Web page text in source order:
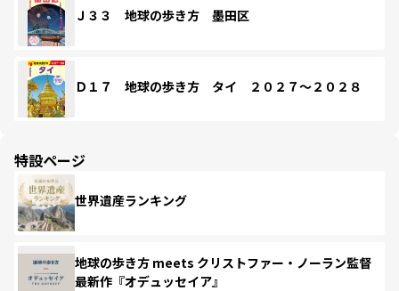
Ｊ３３ 地球の歩き方 墨田区
Ｄ１７ 地球の歩き方 タイ ２０２７～２０２８
特設ページ
世界遺産ランキング
地球の歩き方 meets クリストファー・ノーラン監督
最新作『オデュッセイア』